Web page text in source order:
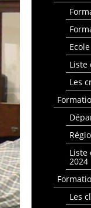
Liste
Les
Liste
2024
Les